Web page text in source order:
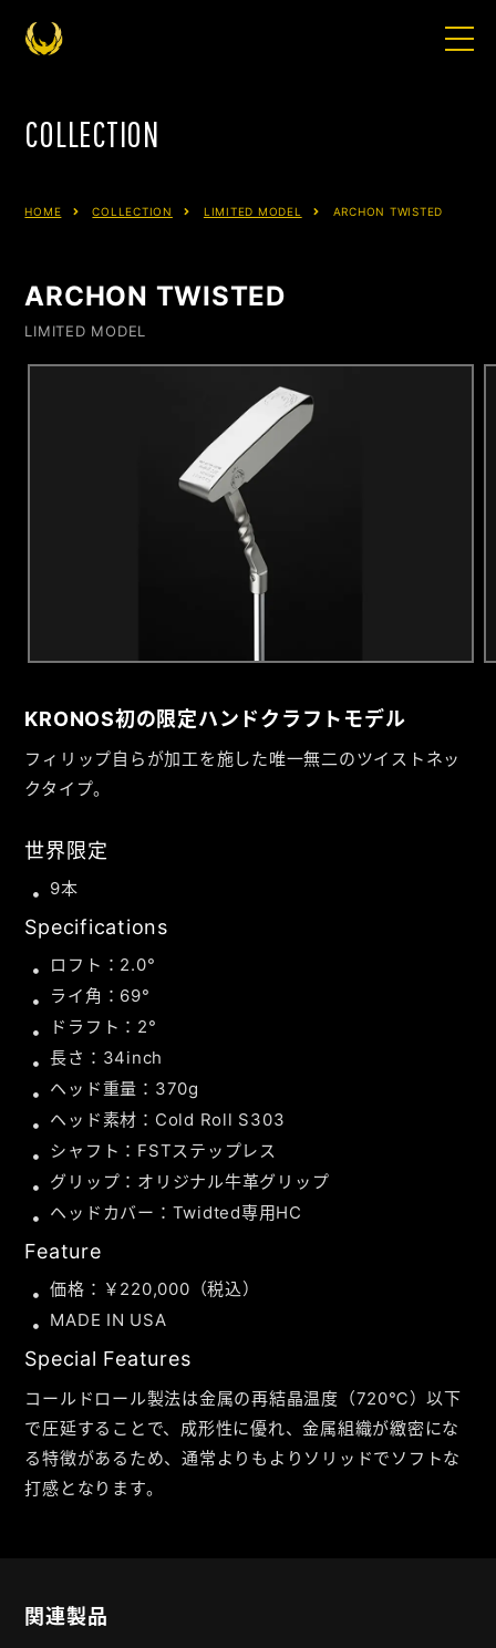
HOME
FITTING
COLLECTION
HOME COLLECTION LIMITED MODEL ARCHON TWISTED
ARCHON TWISTED
LIMITED MODEL
KRONOS初の限定ハンドクラフトモデル
フィリップ自らが加工を施した唯一無二のツイストネッ
クタイプ。
世界限定
9本
Specifications
ロフト：2.0°
ライ角：69°
ドラフト：2°
長さ：34inch
ヘッド重量：370g
ヘッド素材：Cold Roll S303
シャフト：FSTステップレス
グリップ：オリジナル牛革グリップ
ヘッドカバー：Twidted専用HC
Feature
価格：￥220,000（税込）
MADE IN USA
Special Features
コールドロール製法は金属の再結晶温度（720℃）以下
で圧延することで、成形性に優れ、金属組織が緻密にな
る特徴があるため、通常よりもよりソリッドでソフトな
打感となります。
関連製品